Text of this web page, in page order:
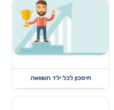
חיסכון לכל ילד השוואה